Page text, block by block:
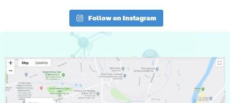
Follow on Instagram